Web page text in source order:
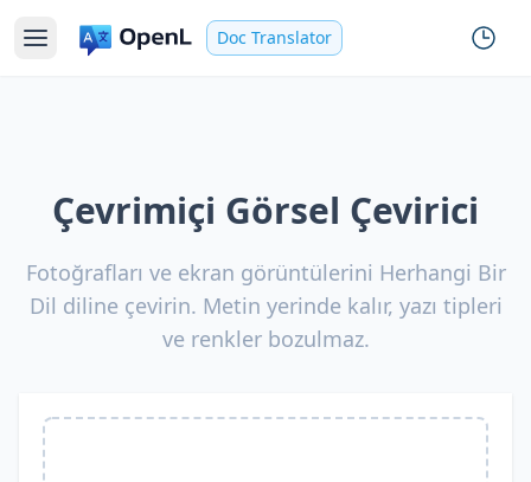
Doc Translator
Çevrimiçi Görsel Çevirici
Fotoğrafları ve ekran görüntülerini Herhangi Bir
Dil diline çevirin. Metin yerinde kalır, yazı tipleri
ve renkler bozulmaz.